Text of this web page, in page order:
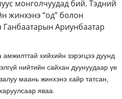
монголчуудад бий. Тэдний
жинхэнэ “од” болон
Ганбаатарын Ариунбаатар
хийхийн зэрэгцээ дуунд
нийтийн сайхан дуунуудаар үе
маань жинхэнэ хайр татсан,
яваа.